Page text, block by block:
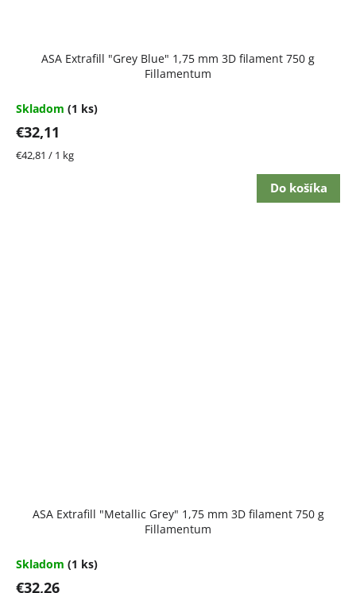
ASA Extrafill "Grey Blue" 1,75 mm 3D filament 750 g
Fillamentum
Skladom (1 ks)
€32,11
Jednotková
€42,81 / 1 kg
Do košíka
ASA Extrafill "Metallic Grey" 1,75 mm 3D filament 750 g
Fillamentum
Skladom (1 ks)
€32,26